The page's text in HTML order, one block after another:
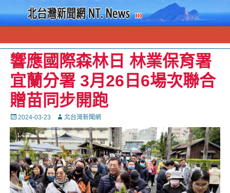
響應國際森林日 林業保育署
宜蘭分署 3月26日6場次聯合
贈苗同步開跑
Posted
on
2024-03-23 Autor北台灣新聞網